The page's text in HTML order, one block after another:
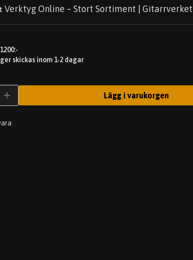
Verktyg Online – Stort Sortiment | Gitarrverket
skickas inom 1-2 dagar
Lägg i varukorgen